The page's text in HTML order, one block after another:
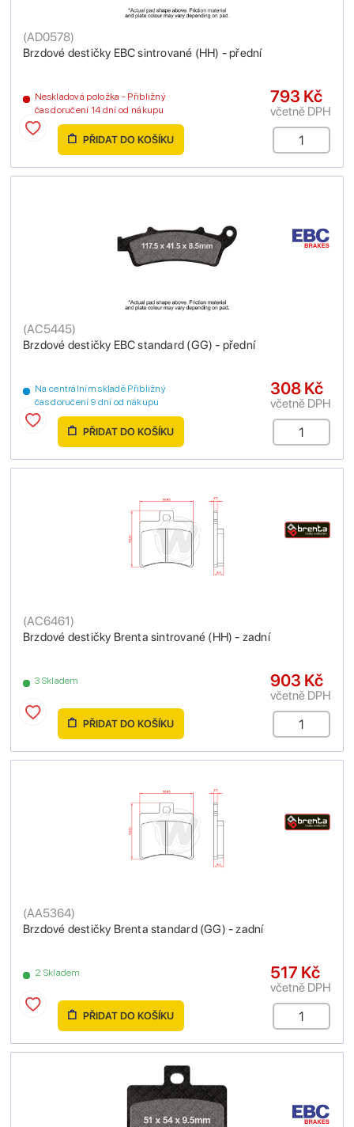
Brzdové destičky EBC sintrované (HH) - přední
(AD0578)
Neskladová položka - Přibližný
čas doručení 14 dní od nákupu
793 Kč
včetně DPH
PŘIDAT DO KOŠÍKU
Brzdové destičky EBC standard (GG) - přední
(AC5445)
Na centrálním skladě Přibližný
čas doručení 9 dní od nákupu
308 Kč
včetně DPH
PŘIDAT DO KOŠÍKU
Brzdové destičky Brenta sintrované (HH) - zadní
(AC6461)
3 Skladem 903 Kč
včetně DPH
PŘIDAT DO KOŠÍKU
Brzdové destičky Brenta standard (GG) - zadní
(AA5364)
2 Skladem 517 Kč
včetně DPH
PŘIDAT DO KOŠÍKU